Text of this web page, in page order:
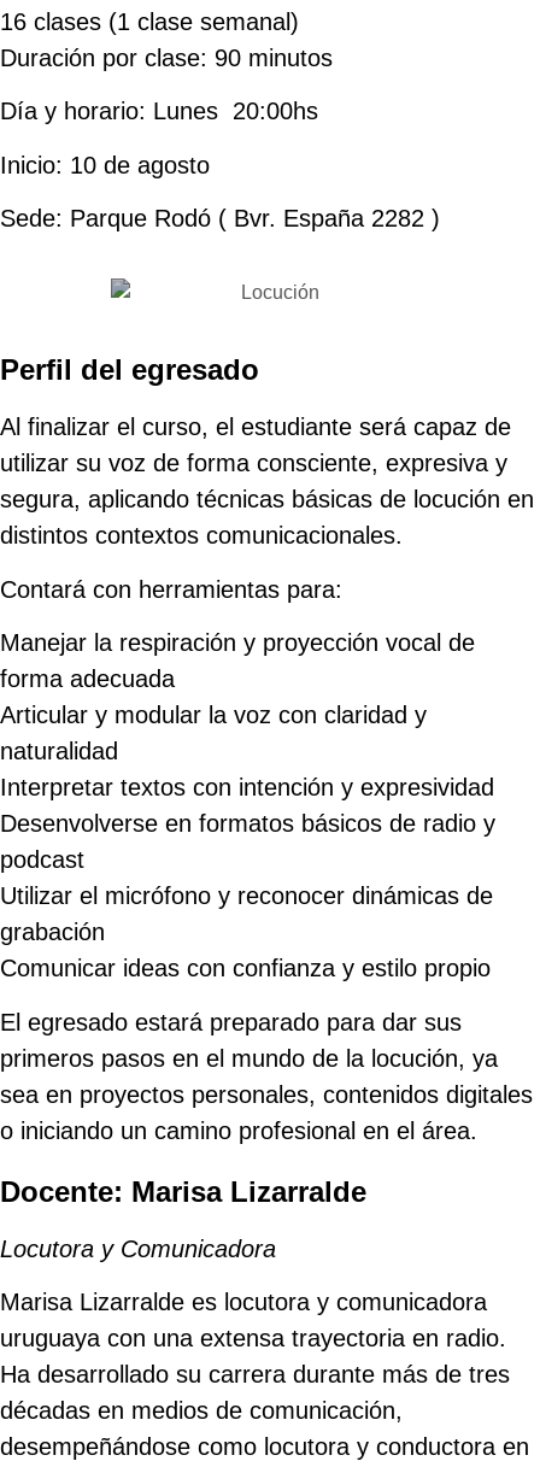
16 clases (1 clase semanal)
Duración por clase: 90 minutos
Día y horario: Lunes 20:00hs
Inicio: 10 de agosto
Sede: Parque Rodó ( Bvr. España 2282 )
Perfil del egresado
Al finalizar el curso, el estudiante será capaz de
utilizar su voz de forma consciente, expresiva y
segura, aplicando técnicas básicas de locución en
distintos contextos comunicacionales.
Contará con herramientas para:
Manejar la respiración y proyección vocal de
forma adecuada
Articular y modular la voz con claridad y
naturalidad
Interpretar textos con intención y expresividad
Desenvolverse en formatos básicos de radio y
podcast
Utilizar el micrófono y reconocer dinámicas de
grabación
Comunicar ideas con confianza y estilo propio
El egresado estará preparado para dar sus
primeros pasos en el mundo de la locución, ya
sea en proyectos personales, contenidos digitales
o iniciando un camino profesional en el área.
Docente: Marisa Lizarralde
Locutora y Comunicadora
Marisa Lizarralde es locutora y comunicadora
uruguaya con una extensa trayectoria en radio.
Ha desarrollado su carrera durante más de tres
décadas en medios de comunicación,
desempeñándose como locutora y conductora en